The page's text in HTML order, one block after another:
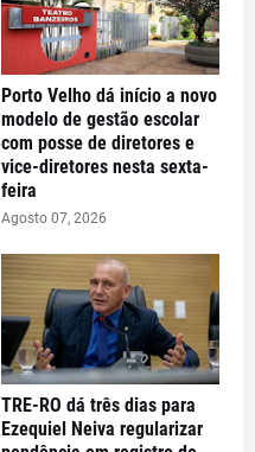
Porto Velho dá início a novo
modelo de gestão escolar
com posse de diretores e
vice-diretores nesta sexta-
feira
Agosto 07, 2026
TRE-RO dá três dias para
Ezequiel Neiva regularizar